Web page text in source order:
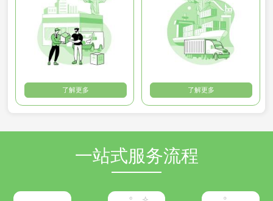
了解更多 了解更多
一站式服务流程